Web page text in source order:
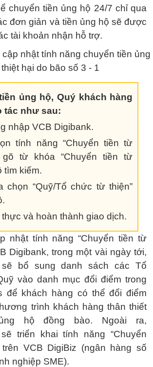
chuyển tiền ủng hộ 24/7 chỉ qua
đơn giản và tiền ủng hộ sẽ được
tài khoản nhận hỗ trợ.
ủng hộ, Quý khách hàng
tác như sau:
nhập VCB Digibank.
tính năng “Chuyển tiền từ
gõ từ khóa “Chuyển tiền từ
tìm kiếm.
chọn “Quỹ/Tổ chức từ thiện”
và hoàn thành giao dịch.
nhật tính năng “Chuyển tiền từ
Digibank, trong một vài ngày tới,
sẽ bổ sung danh sách các Tổ
vào danh mục đổi điểm trong
để khách hàng có thể đổi điểm
trình khách hàng thân thiết
hộ đồng bào. Ngoài ra,
triển khai tính năng “Chuyển
VCB DigiBiz (ngân hàng số
nghiệp SME).